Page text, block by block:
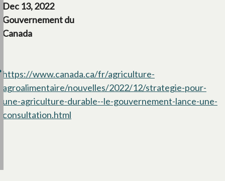
Dec 13, 2022
Gouvernement du
Canada
https://www.canada.ca/fr/agriculture-
agroalimentaire/nouvelles/2022/12/strategie-pour-
une-agriculture-durable--le-gouvernement-lance-une-
consultation.html